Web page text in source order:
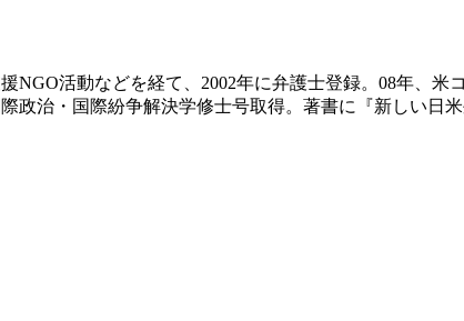
NGO活動などを経て、2002年に弁護士登録。08年、
政治・国際紛争解決学修士号取得。著書に『新しい